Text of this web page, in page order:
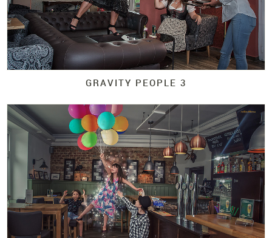
GRAVITY PEOPLE 3